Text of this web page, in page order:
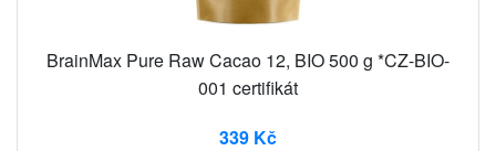
BrainMax Pure Raw Cacao 12, BIO 500 g *CZ-BIO-
001 certifikát
339 Kč